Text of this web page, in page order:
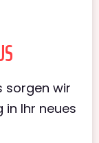
sorgen wir
in Ihr neues